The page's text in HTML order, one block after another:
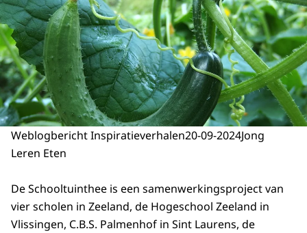
Weblogbericht Inspiratieverhalen20-09-2024Jong
Leren Eten
De Schooltuinthee is een samenwerkingsproject van
vier scholen in Zeeland, de Hogeschool Zeeland in
Vlissingen, C.B.S. Palmenhof in Sint Laurens, de